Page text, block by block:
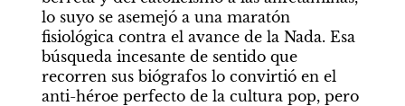
lo suyo se asemejó a una maratón
fisiológica contra el avance de la Nada. Esa
búsqueda incesante de sentido que
recorren sus biógrafos lo convirtió en el
anti-héroe perfecto de la cultura pop, pero